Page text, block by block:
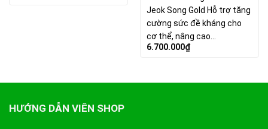
hiện
3.490.000₫.
Jeok Song Gold Hỗ trợ tăng
cường sức đề kháng cho
cơ thể, nâng cao…
6.700.000₫
HƯỚNG DẪN VIÊN SHOP